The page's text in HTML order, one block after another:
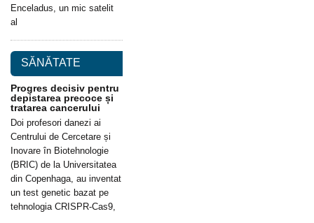
Enceladus, un mic satelit
al
SĂNĂTATE
Progres decisiv pentru
depistarea precoce și
tratarea cancerului
Doi profesori danezi ai
Centrului de Cercetare și
Inovare în Biotehnologie
(BRIC) de la Universitatea
din Copenhaga, au inventat
un test genetic bazat pe
tehnologia CRISPR-Cas9,